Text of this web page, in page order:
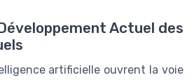
Actuel des
artificielle ouvrent la voie